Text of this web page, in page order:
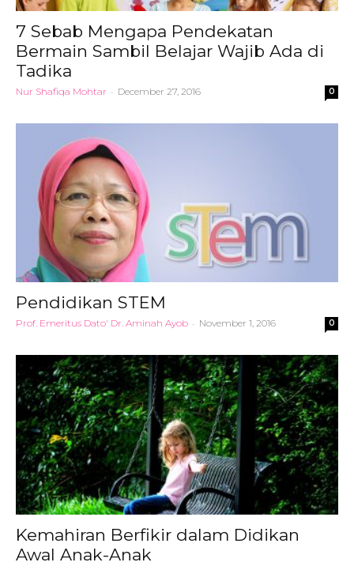
7 Sebab Mengapa Pendekatan
Bermain Sambil Belajar Wajib Ada di
Tadika
Nur Shafiqa Mohtar - December 27, 2016 0
Pendidikan STEM
Prof. Emeritus Dato' Dr. Aminah Ayob - November 1, 2016 0
Kemahiran Berfikir dalam Didikan
Awal Anak-Anak